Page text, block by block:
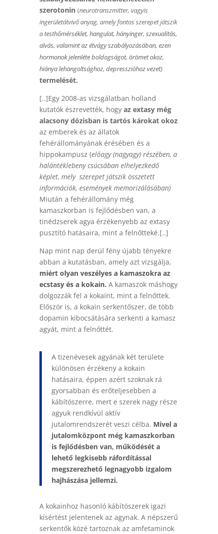
szerotonin (neurotranszmitter, vagyis
ingerületátvivő anyag, amelyfontos szerepet játszik
atesthőmérséklet, hangulat, hányinger, szexualitás,
alvás, valamint azétvágyszabályozásában, ezen
hormonok jelenléte boldogságot, örömet okoz,
hiánya lehangoltsághoz, depresszióhoz vezet)
termelését.
[..]Egy 2008-as vizsgálatban holland
kutatók észrevették, hogy az extasy még
alacsony dózisban is tartós károkat okoz
az emberek és az állatok
fehérállományának érésében és a
hippokampusz (előagy (nagyagy) részében, a
halántéklebeny csúcsában elhelyezkedő
képlet, mely szerepet játszik összetett
információk, események memorizálásában)
Miután a fehérállomány még
kamaszkorban is fejlődésben van, a
tinédzserek agya érzékenyebb az extasy
pusztító hatásaira, mint a felnőtteké.[..]
Nap mint nap derül fény újabb tényekre
abban a kutatásban, amely azt vizsgálja,
miért olyan veszélyes a kamaszokra az
ecstasy és a kokain. A kamaszok máshogy
dolgozzák fel a kokaint, mint a felnőttek.
Először is, a kokain serkentőszer, de több
dopamin kibocsátására serkenti a kamasz
agyát, mint a felnőttét.
A tizenévesek agyának két területe
különösen érzékeny a kokain
hatásaira, éppen azért szoknak rá
gyorsabban és erőteljesebben a
kábítószerre, mert e szerek nagy része
agyuk rendkívül aktív
jutalomrendszerét veszi célba. Mivel a
jutalomközpont még kamaszkorban
is fejlődésben van, működését a
lehető legkisebb ráfordítással
megszerezhető legnagyobb izgalom
hajhászása jellemzi.
A kokainhoz hasonló kábítószerek igazi
kísértést jelentenek az agynak. A népszerű
serkentők közé tartoznak az amfetaminok